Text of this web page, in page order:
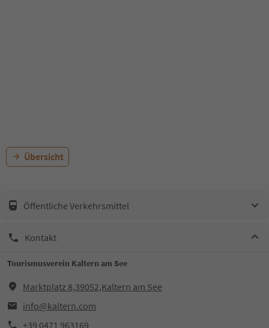
Übersicht
Öffentliche Verkehrsmittel
Kontakt
Tourismusverein Kaltern am See
Marktplatz 8,39052,Kaltern am See
info@kaltern.com
+39 0471 963169